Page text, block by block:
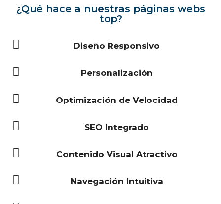
¿Qué hace a nuestras páginas webs
top?
Diseño Responsivo
Personalización
Optimización de Velocidad
SEO Integrado
Contenido Visual Atractivo
Navegación Intuitiva